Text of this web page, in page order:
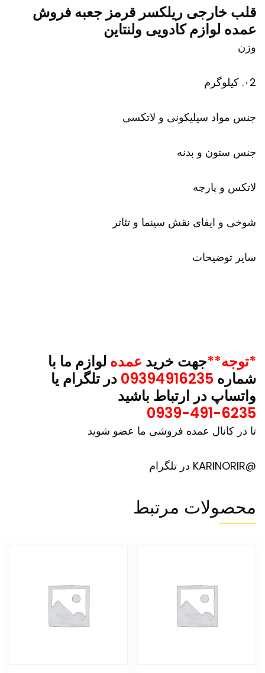
قلب خارجی ریلکسر قرمز جعبه فروش
عمده لوازم کادویی ولنتاین
وزن
۰2. کیلوگرم
جنس مواد سیلیکونی و لاتکسی
جنس ستون و بدنه
لاتکس و پارچه
شوخی و ایفای نقش سینما و تئاتر
سایر توضیحات
*توجه**جهت خرید عمده لوازم ما با
شماره
در تلگرام یا
واتساپ در ارتباط باشید
0939-491-6235
تا در کانال عمده فروشی ما عضو شوید
@KARINORIR در تلگرام
محصولات مرتبط